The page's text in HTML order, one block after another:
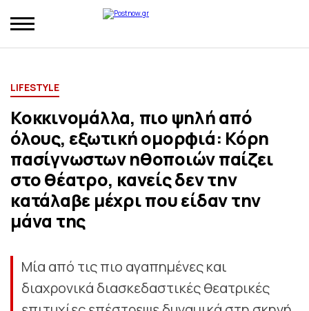
LIFESTYLE
Κοκκινομάλλα, πιο ψηλή από
όλους, εξωτική ομορφιά: Κόρη
πασίγνωστων ηθοποιών παίζει
στο θέατρο, κανείς δεν την
κατάλαβε μέχρι που είδαν την
μάνα της
Μία από τις πιο αγαπημένες και
διαχρονικά διασκεδαστικές θεατρικές